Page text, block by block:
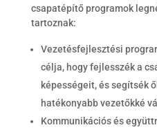
csapatépítő programok
tartoznak:
Vezetésfejlesztési
célja, hogy fejlesszék a
képességeit, és segítsék
hatékonyabb vezetőkké
Kommunikációs és